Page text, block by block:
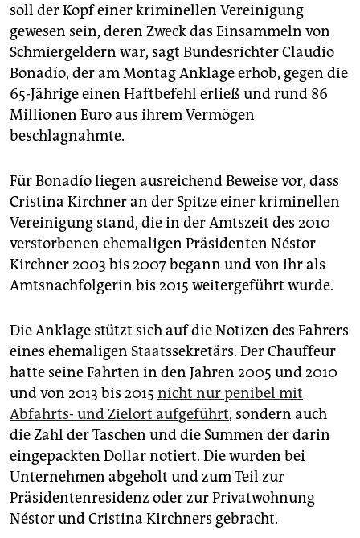
epaper login
soll der Kopf einer kriminellen Vereinigung
gewesen sein, deren Zweck das Einsammeln von
Schmiergeldern war, sagt Bundesrichter Claudio
Bonadío, der am Montag Anklage erhob, gegen die
65-Jährige einen Haftbefehl erließ und rund 86
Millionen Euro aus ihrem Vermögen
beschlagnahmte.
Für Bonadío liegen ausreichend Beweise vor, dass
Cristina Kirchner an der Spitze einer kriminellen
Vereinigung stand, die in der Amtszeit des 2010
verstorbenen ehemaligen Präsidenten Néstor
Kirchner 2003 bis 2007 begann und von ihr als
Amtsnachfolgerin bis 2015 weitergeführt wurde.
Die Anklage stützt sich auf die Notizen des Fahrers
eines ehemaligen Staatssekretärs. Der Chauffeur
hatte seine Fahrten in den Jahren 2005 und 2010
und von 2013 bis 2015 nicht nur penibel mit
Abfahrts- und Zielort aufgeführt, sondern auch
die Zahl der Taschen und die Summen der darin
eingepackten Dollar notiert. Die wurden bei
Unternehmen abgeholt und zum Teil zur
Präsidentenresidenz oder zur Privatwohnung
Néstor und Cristina Kirchners gebracht.